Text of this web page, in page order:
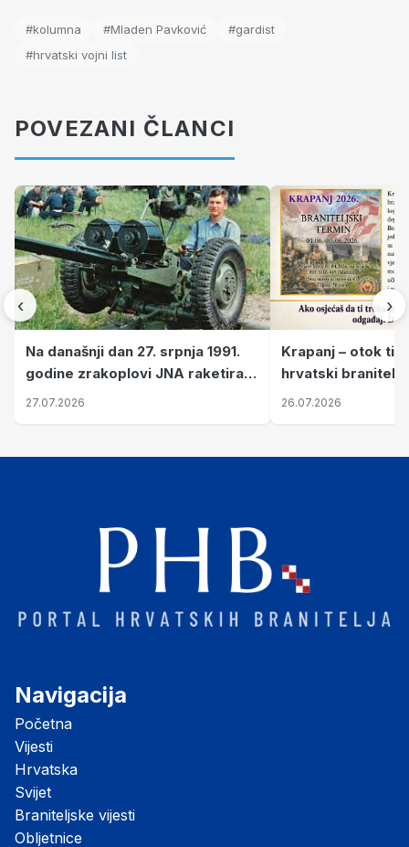
#kolumna #Mladen Pavković
#gardist
#hrvatski vojni list
POVEZANI ČLANCI
‹
Na današnji dan 27. srpnja 1991.
godine zrakoplovi JNA raketirali
su vojarnu i obučni centar "Nikola
27.07.2026
Krapanj – otok
hrvatski branitelji
pronalaze mir
26.07.2026
›
Navigacija
Početna
Vijesti
Hrvatska
Svijet
Braniteljske vijesti
Obljetnice